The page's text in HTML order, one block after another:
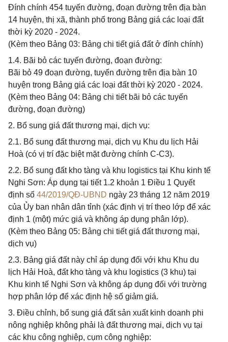
Đính chính 454 tuyến đường, đoạn đường trên địa bàn
14 huyện, thị xã, thành phố trong Bảng giá các loại đất
thời kỳ 2020 - 2024.
(Kèm theo Bảng 03: Bảng chi tiết giá đất ở đính chính)
1.4. Bãi bỏ các tuyến đường, đoạn đường:
Bãi bỏ 49 đoạn đường, tuyến đường trên địa bàn 10
huyện trong Bảng giá các loại đất thời kỳ 2020 - 2024.
(Kèm theo Bảng 04: Bảng chi tiết bãi bỏ các tuyến
đường, đoạn đường)
2. Bổ sung giá đất thương mại, dịch vụ:
2.1. Bổ sung đất thương mại, dịch vụ Khu du lịch Hải
Hoà (có vị trí đặc biệt mặt đường chính C-C3).
2.2. Bổ sung đất kho tàng và khu logistics tại Khu kinh tế
Nghi Sơn: Áp dụng tại tiết 1.2 khoản 1 Điều 1 Quyết
định số 44/2019/QĐ-UBND ngày 23 tháng 12 năm 2019
của Ủy ban nhân dân tỉnh (xác định vị trí theo lớp để xác
định 1 (một) mức giá và không áp dụng phân lớp).
(Kèm theo Bảng 05: Bảng chi tiết giá đất thương mại,
dịch vụ)
2.3. Bảng giá đất này chỉ áp dụng đối với khu Khu du
lịch Hải Hoà, đất kho tàng và khu logistics (3 khu) tại
Khu kinh tế Nghi Sơn và không áp dụng đối với trường
hợp phân lớp để xác định hệ số giảm giá.
3. Điều chỉnh, bổ sung giá đất sản xuất kinh doanh phi
nông nghiệp không phải là đất thương mại, dịch vụ tại
các khu công nghiệp, cụm công nghiệp: